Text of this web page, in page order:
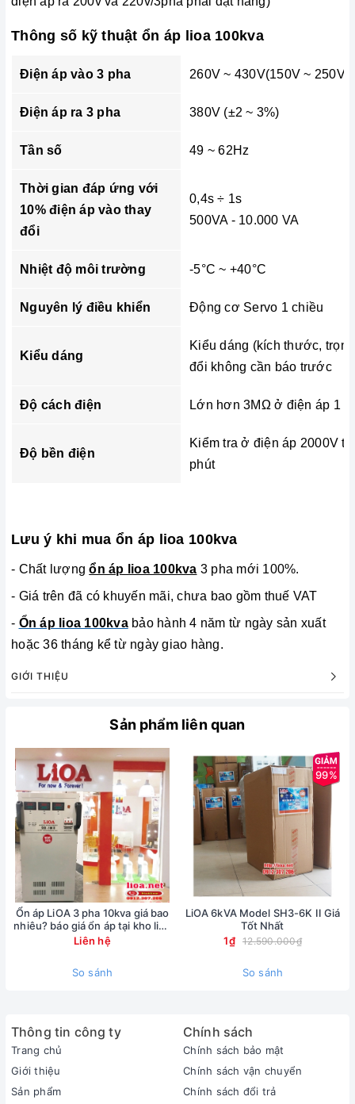
Thông số kỹ thuật ổn áp lioa 100kva
Điện áp vào 3 pha 260V ~ 430V(150V ~ 250V)
Điện áp ra 3 pha 380V (±2 ~ 3%)
Tần số 49 ~ 62Hz
Thời gian đáp ứng với
10% điện áp vào thay
đổi
0,4s ÷ 1s
500VA - 10.000 VA
Nhiệt độ môi trường -5°C ~ +40°C
Nguyên lý điều khiển Động cơ Servo 1 chiều
Kiểu dáng
Kiểu dáng (kích thước,
đổi không cần báo trước
Độ cách điện Lớn hơn 3MΩ ở điện áp 1
Độ bền điện
Kiểm tra ở điện áp 2000V
phút
Lưu ý khi mua ổn áp lioa 100kva
- Chất lượngổn áp lioa 100kva 3 pha mới 100%.
- Giá trên đã có khuyến mãi, chưa bao gồm thuế VAT
- Ổn áp lioa 100kvabảo hành 4 năm từ ngày sản xuất
hoặc 36 tháng kể từ ngày giao hàng.
GIỚI THIỆU
Sản phẩm liên quan
Ổn áp LiOA 3 pha 10kva giá bao
nhiêu? báo giá ổn áp tại kho lioa
Nhật Linh
Liên hệ
So sánh
99%
LiOA 6kVA Model SH3-6K II Giá
Tốt Nhất
1₫
12.590.000₫
So sánh
Thông tin công ty
Trang chủ
Giới thiệu
Sản phẩm
Chính sách
Chính sách bảo mật
Chính sách vận chuyển
Chính sách đổi trả